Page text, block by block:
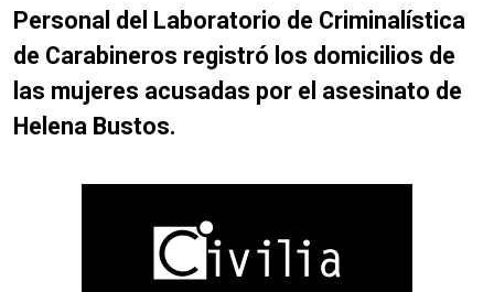
Personal del Laboratorio de Criminalística
de Carabineros registró los domicilios de
las mujeres acusadas por el asesinato de
Helena Bustos.